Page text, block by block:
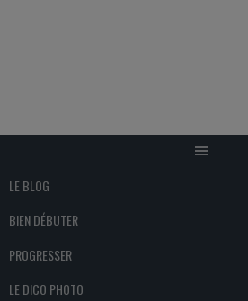
LE BLOG
BIEN DÉBUTER
PROGRESSER
LE DICO PHOTO